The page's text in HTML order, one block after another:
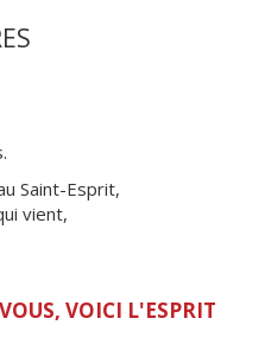
Saint-Esprit,
vient,
VOICI L'ESPRIT